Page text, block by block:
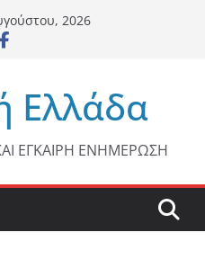
2026
Ελλάδα
ΕΓΚΑΙΡΗ ΕΝΗΜΕΡΩΣΗ